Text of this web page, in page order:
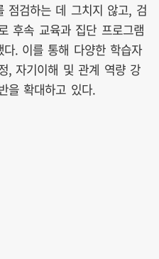
점검하는 데 그치지 않고, 검
후속 교육과 집단 프로그램
. 이를 통해 다양한 학습자
, 자기이해 및 관계 역량 강
을 확대하고 있다.